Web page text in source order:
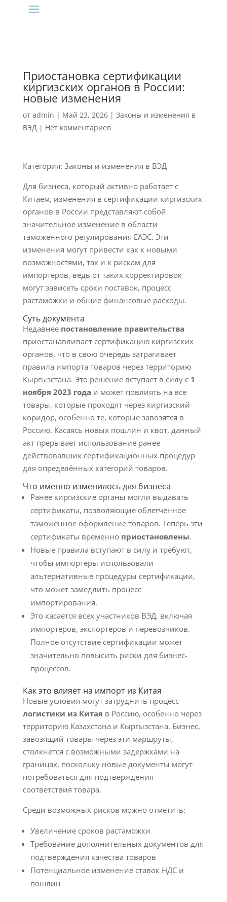
Приостановка сертификации
киргизских органов в России:
новые изменения
от admin | Май 23, 2026| Законы и изменения в
ВЭД| Нет комментариев
Категория: Законы и изменения в ВЭД
Для бизнеса, который активно работает с
Китаем, изменения в сертификации киргизских
органов в России представляют собой
значительное изменение в области
таможенного регулирования ЕАЭС. Эти
изменения могут привести как к новыми
возможностями, так и к рискам для
импортеров, ведь от таких корректировок
могут зависеть сроки поставок, процесс
растаможки и общие финансовые расходы.
Суть документа
Недавнее постановление правительства
приостанавливает сертификацию киргизских
органов, что в свою очередь затрагивает
правила импорта товаров через территорию
Кыргызстана. Это решение вступает в силу с 1
ноября 2023 года и может повлиять на все
товары, которые проходят через киргизский
коридор, особенно те, которые завозятся в
Россию. Касаясь новых пошлин и квот, данный
акт прерывает использование ранее
действовавших сертификационных процедур
для определённых категорий товаров.
Что именно изменилось для бизнеса
Ранее киргизские органы могли выдавать
сертификаты, позволяющие облегченное
таможенное оформление товаров. Теперь эти
сертификаты временно приостановлены.
Новые правила вступают в силу и требуют,
чтобы импортеры использовали
альтернативные процедуры сертификации,
что может замедлить процесс
импортирования.
Это касается всех участников ВЭД, включая
импортеров, экспортеров и перевозчиков.
Полное отсутствие сертификации может
значительно повысить риски для бизнес-
процессов.
Как это влияет на импорт из Китая
Новые условия могут затруднить процесс
логистики из Китая в Россию, особенно через
территорию Казахстана и Кыргызстана. Бизнес,
завозящий товары через эти маршруты,
столкнется с возможными задержками на
границах, поскольку новые документы могут
потребоваться для подтверждения
соответствия товара.
Среди возможных рисков можно отметить:
Увеличение сроков растаможки
Требование дополнительных документов для
подтверждения качества товаров
Потенциальное изменение ставок НДС и
пошлин